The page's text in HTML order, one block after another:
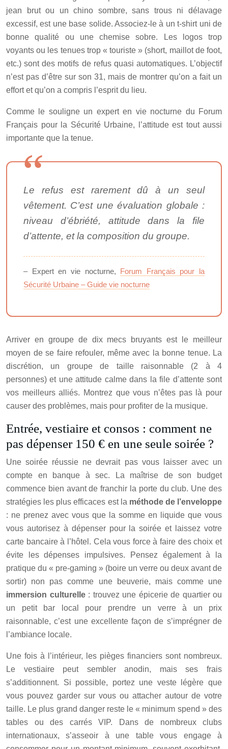
jean brut ou un chino sombre, sans trous ni délavage
excessif, est une base solide. Associez-le à un t-shirt uni de
bonne qualité ou une chemise sobre. Les logos trop
voyants ou les tenues trop « touriste » (short, maillot de foot,
etc.) sont des motifs de refus quasi automatiques. L’objectif
n’est pas d’être sur son 31, mais de montrer qu’on a fait un
effort et qu’on a compris l’esprit du lieu.
Comme le souligne un expert en vie nocturne du Forum
Français pour la Sécurité Urbaine, l’attitude est tout aussi
importante que la tenue.
Le refus est rarement dû à un seul
vêtement. C’est une évaluation globale :
niveau d’ébriété, attitude dans la file
d’attente, et la composition du groupe.
– Expert en vie nocturne, Forum Français pour la
Sécurité Urbaine – Guide vie nocturne
Arriver en groupe de dix mecs bruyants est le meilleur
moyen de se faire refouler, même avec la bonne tenue. La
discrétion, un groupe de taille raisonnable (2 à 4
personnes) et une attitude calme dans la file d’attente sont
vos meilleurs alliés. Montrez que vous n’êtes pas là pour
causer des problèmes, mais pour profiter de la musique.
Entrée, vestiaire et consos : comment ne
pas dépenser 150 € en une seule soirée ?
Une soirée réussie ne devrait pas vous laisser avec un
compte en banque à sec. La maîtrise de son budget
commence bien avant de franchir la porte du club. Une des
stratégies les plus efficaces est la méthode de l’enveloppe
: ne prenez avec vous que la somme en liquide que vous
vous autorisez à dépenser pour la soirée et laissez votre
carte bancaire à l’hôtel. Cela vous force à faire des choix et
évite les dépenses impulsives. Pensez également à la
pratique du « pre-gaming » (boire un verre ou deux avant de
sortir) non pas comme une beuverie, mais comme une
immersion culturelle: trouvez une épicerie de quartier ou
un petit bar local pour prendre un verre à un prix
raisonnable, c’est une excellente façon de s’imprégner de
l’ambiance locale.
Une fois à l’intérieur, les pièges financiers sont nombreux.
Le vestiaire peut sembler anodin, mais ses frais
s’additionnent. Si possible, portez une veste légère que
vous pouvez garder sur vous ou attacher autour de votre
taille. Le plus grand danger reste le « minimum spend » des
tables ou des carrés VIP. Dans de nombreux clubs
internationaux, s’asseoir à une table vous engage à